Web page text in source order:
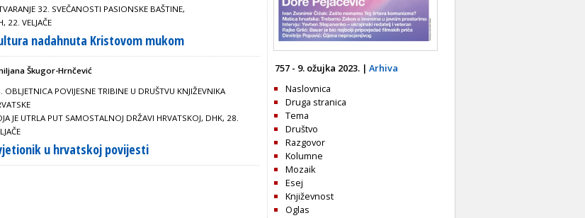
32. SVEČANOSTI PASIONSKE BAŠTINE,
22. VELJAČE
nadahnuta Kristovom mukom
Škugor-Hrnčević
OBLJETNICA POVIJESNE TRIBINE U DRUŠTVU KNJIŽEVNIKA
JE UTRLA PUT SAMOSTALNOJ DRŽAVI HRVATSKOJ, DHK, 28.
u hrvatskoj povijesti
757 - 9. ožujka 2023. | Arhiva
Naslovnica
Druga stranica
Tema
Društvo
Razgovor
Kolumne
Mozaik
Esej
Književnost
Oglas